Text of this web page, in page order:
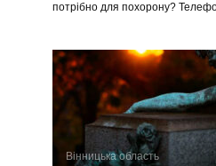
потрібно для похорону?
Вінницька область